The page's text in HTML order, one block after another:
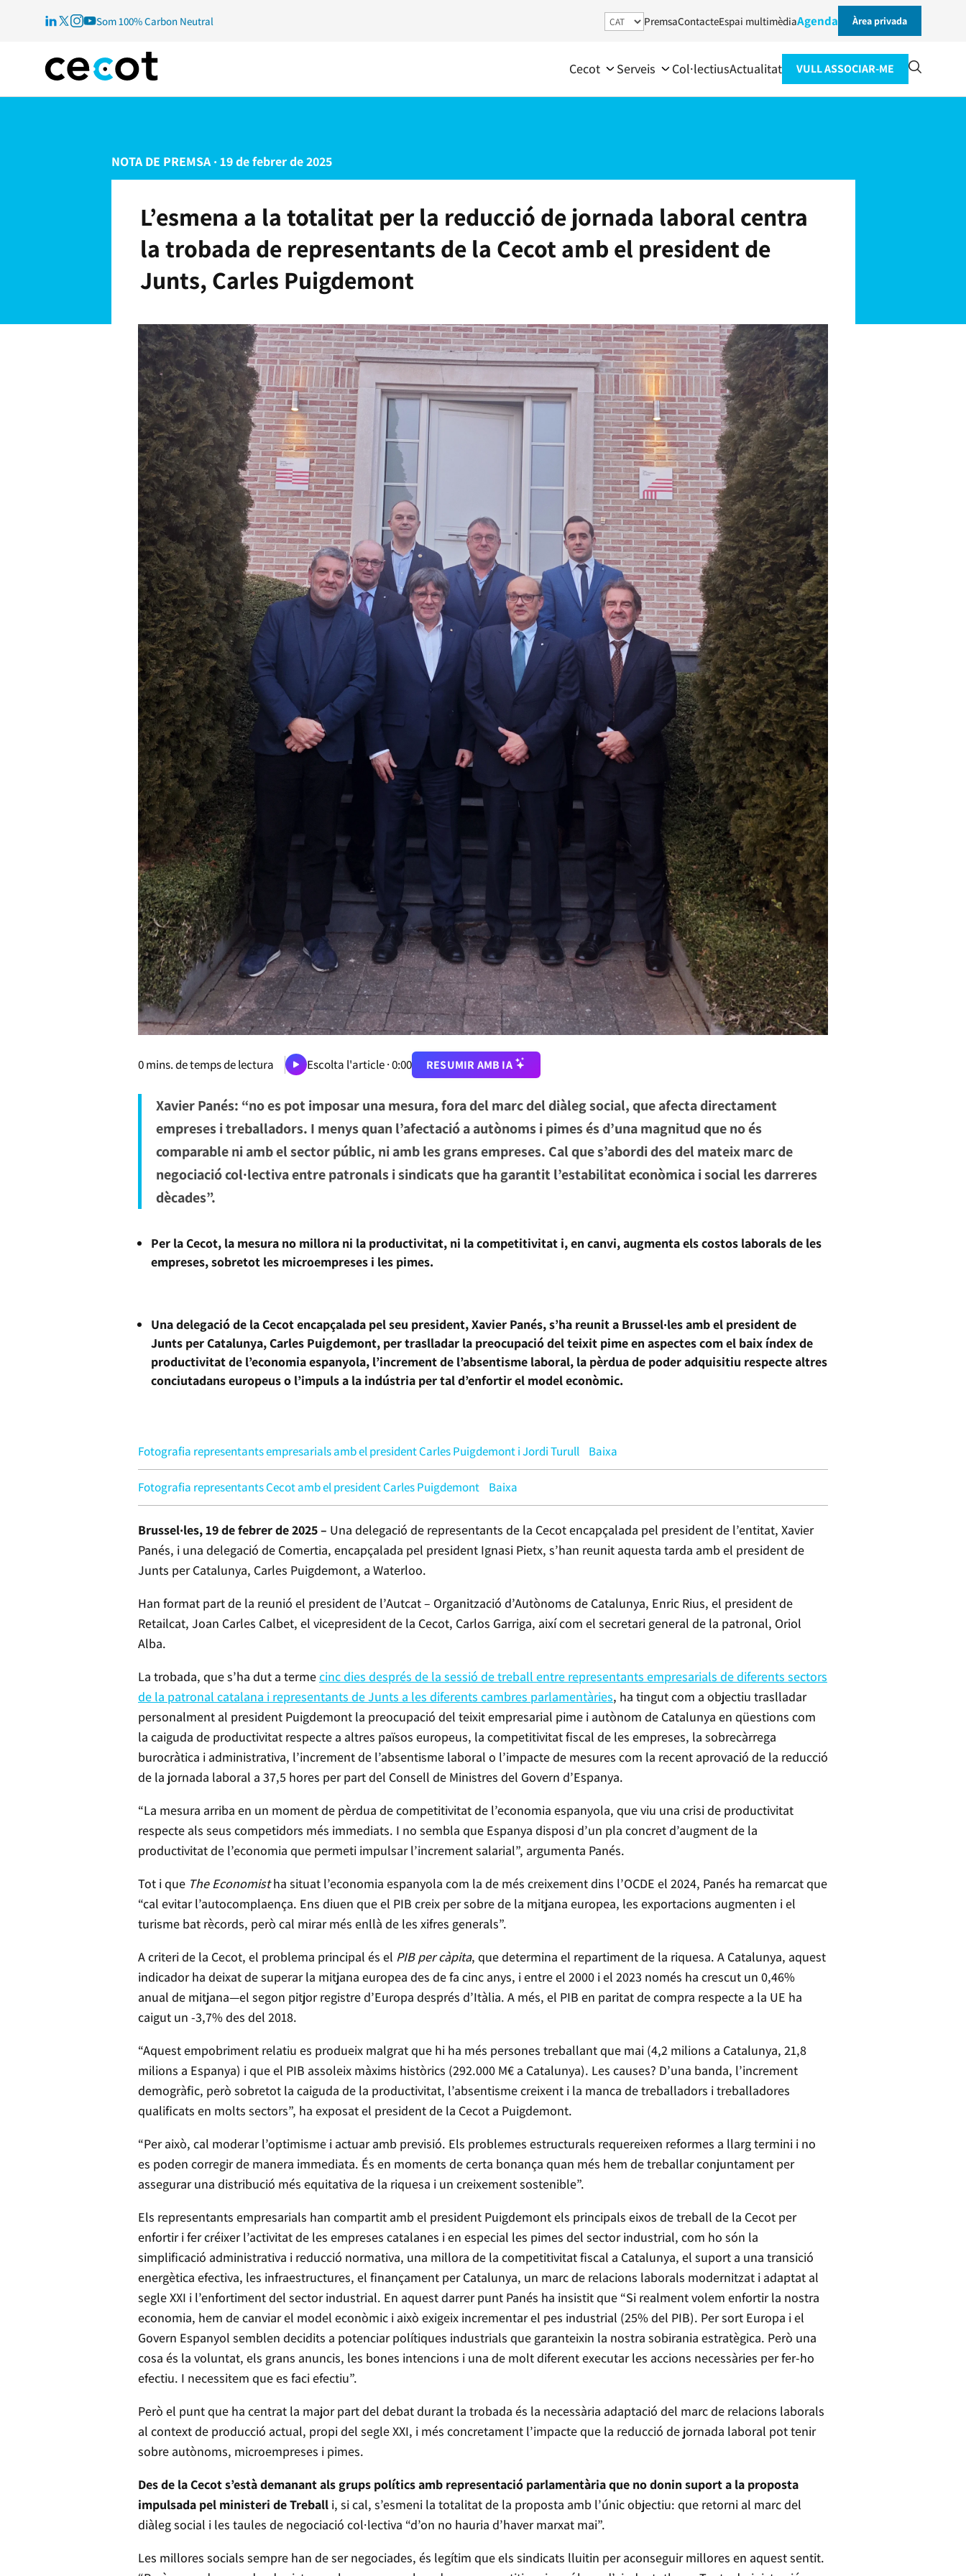
Som 100% Carbon Neutral PremsaContacteEspai multimèdiaAgenda Àrea privada
Cecot Serveis Col·lectiusActualitat VULL ASSOCIAR-ME
NOTA DE PREMSA · 19 de febrer de 2025
L’esmena a la totalitat per la reducció de jornada laboral centra
la trobada de representants de la Cecot amb el president de
Junts, Carles Puigdemont
0mins. de temps de lectura Escolta l'article ·0:00 RESUMIR AMB IA
Xavier Panés: “no es pot imposar una mesura, fora del marc del diàleg social, que afecta directament
empreses i treballadors. I menys quan l’afectació a autònoms i pimes és d’una magnitud que no és
comparable ni amb el sector públic, ni amb les grans empreses. Cal que s’abordi des del mateix marc de
negociació col·lectiva entre patronals i sindicats que ha garantit l’estabilitat econòmica i social les darreres
dècades”.
Per la Cecot, la mesura no millora ni la productivitat, ni la competitivitat i, en canvi, augmenta els costos laborals de les
empreses, sobretot les microempreses i les pimes.
Una delegació de la Cecot encapçalada pel seu president, Xavier Panés, s’ha reunit a Brussel·les amb el president de
Junts per Catalunya, Carles Puigdemont, per traslladar la preocupació del teixit pime en aspectes com el baix índex de
productivitat de l’economia espanyola, l’increment de l’absentisme laboral, la pèrdua de poder adquisitiu respecte altres
conciutadans europeus o l’impuls a la indústria per tal d’enfortir el model econòmic.
Fotografia representants empresarials amb el president Carles Puigdemont i Jordi Turull Baixa
Fotografia representants Cecot amb el president Carles Puigdemont Baixa
Brussel·les, 19 de febrer de 2025 – Una delegació de representants de la Cecot encapçalada pel president de l’entitat, Xavier
Panés, i una delegació de Comertia, encapçalada pel president Ignasi Pietx, s’han reunit aquesta tarda amb el president de
Junts per Catalunya, Carles Puigdemont, a Waterloo.
Han format part de la reunió el president de l’Autcat – Organització d’Autònoms de Catalunya, Enric Rius, el president de
Retailcat, Joan Carles Calbet, el vicepresident de la Cecot, Carlos Garriga, així com el secretari general de la patronal, Oriol
Alba.
La trobada, que s’ha dut a termecinc dies després de la sessió de treball entre representants empresarials de diferents sectors
de la patronal catalana i representants de Junts a les diferents cambres parlamentàries, ha tingut com a objectiu traslladar
personalment al president Puigdemont la preocupació del teixit empresarial pime i autònom de Catalunya en qüestions com
la caiguda de productivitat respecte a altres països europeus, la competitivitat fiscal de les empreses, la sobrecàrrega
burocràtica i administrativa, l’increment de l’absentisme laboral o l’impacte de mesures com la recent aprovació de la reducció
de la jornada laboral a 37,5 hores per part del Consell de Ministres del Govern d’Espanya.
“La mesura arriba en un moment de pèrdua de competitivitat de l’economia espanyola, que viu una crisi de productivitat
respecte als seus competidors més immediats. I no sembla que Espanya disposi d’un pla concret d’augment de la
productivitat de l’economia que permeti impulsar l’increment salarial”, argumenta Panés.
Tot i que The Economistha situat l’economia espanyola com la de més creixement dins l’OCDE el 2024, Panés ha remarcat que
“cal evitar l’autocomplaença. Ens diuen que el PIB creix per sobre de la mitjana europea, les exportacions augmenten i el
turisme bat rècords, però cal mirar més enllà de les xifres generals”.
A criteri de la Cecot, el problema principal és el PIB per càpita, que determina el repartiment de la riquesa. A Catalunya, aquest
indicador ha deixat de superar la mitjana europea des de fa cinc anys, i entre el 2000 i el 2023 només ha crescut un 0,46%
anual de mitjana—el segon pitjor registre d’Europa després d’Itàlia. A més, el PIB en paritat de compra respecte a la UE ha
caigut un -3,7% des del 2018.
“Aquest empobriment relatiu es produeix malgrat que hi ha més persones treballant que mai (4,2 milions a Catalunya, 21,8
milions a Espanya) i que el PIB assoleix màxims històrics (292.000 M€ a Catalunya). Les causes? D’una banda, l’increment
demogràfic, però sobretot la caiguda de la productivitat, l’absentisme creixent i la manca de treballadors i treballadores
qualificats en molts sectors”, ha exposat el president de la Cecot a Puigdemont.
“Per això, cal moderar l’optimisme i actuar amb previsió. Els problemes estructurals requereixen reformes a llarg termini i no
es poden corregir de manera immediata. És en moments de certa bonança quan més hem de treballar conjuntament per
assegurar una distribució més equitativa de la riquesa i un creixement sostenible”.
Els representants empresarials han compartit amb el president Puigdemont els principals eixos de treball de la Cecot per
enfortir i fer créixer l’activitat de les empreses catalanes i en especial les pimes del sector industrial, com ho són la
simplificació administrativa i reducció normativa, una millora de la competitivitat fiscal a Catalunya, el suport a una transició
energètica efectiva, les infraestructures, el finançament per Catalunya, un marc de relacions laborals modernitzat i adaptat al
segle XXI i l’enfortiment del sector industrial. En aquest darrer punt Panés ha insistit que “Si realment volem enfortir la nostra
economia, hem de canviar el model econòmic i això exigeix incrementar el pes industrial (25% del PIB). Per sort Europa i el
Govern Espanyol semblen decidits a potenciar polítiques industrials que garanteixin la nostra sobirania estratègica. Però una
cosa és la voluntat, els grans anuncis, les bones intencions i una de molt diferent executar les accions necessàries per fer-ho
efectiu. I necessitem que es faci efectiu”.
Però el punt que ha centrat la major part del debat durant la trobada és la necessària adaptació del marc de relacions laborals
al context de producció actual, propi del segle XXI, i més concretament l’impacte que la reducció de jornada laboral pot tenir
sobre autònoms, microempreses i pimes.
Des de la Cecot s’està demanant als grups polítics amb representació parlamentària que no donin suport a la proposta
impulsada pel ministeri de Treball i, si cal, s’esmeni la totalitat de la proposta amb l’únic objectiu: que retorni al marc del
diàleg social i les taules de negociació col·lectiva “d’on no hauria d’haver marxat mai”.
Les millores socials sempre han de ser negociades, és legítim que els sindicats lluitin per aconseguir millores en aquest sentit.